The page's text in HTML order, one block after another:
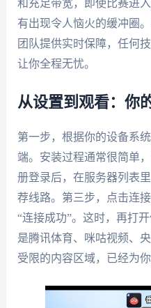
和充足带宽，即使比赛进
有出现令人恼火的缓冲圈
团队提供实时保障，任何
让你全程无忧。
从设置到观看：你
第一步，根据你的设备系
端。安装过程通常很简单
册登录后，在服务器列表
荐线路。第三步，点击连
“连接成功”。这时，再打
是腾讯体育、咪咕视频、
受限的内容区域，已经为你